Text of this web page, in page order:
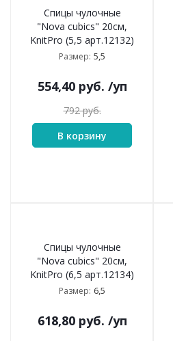
Спицы чулочные
"Nova cubics" 20см,
KnitPro (5,5 арт.12132)
Размер: 5,5
554,40руб. /уп
792руб.
В корзину
Спицы чулочные
"Nova cubics" 20см,
KnitPro (6,5 арт.12134)
Размер: 6,5
618,80руб. /уп